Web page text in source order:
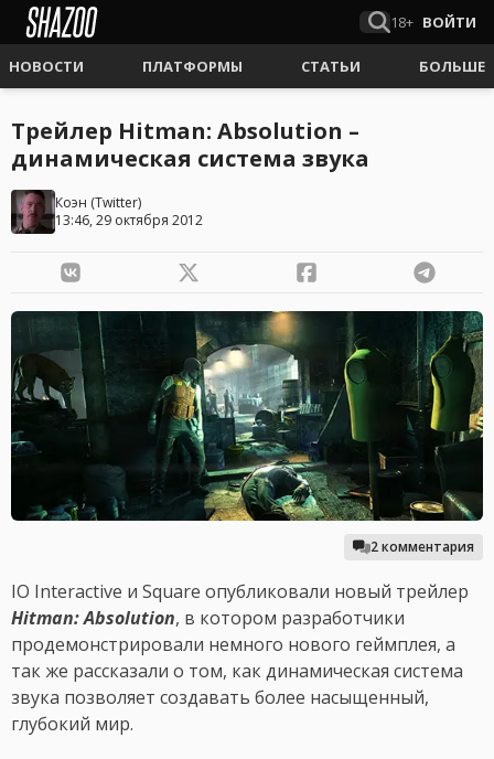
18+ ВОЙТИ
НОВОСТИ ПЛАТФОРМЫ СТАТЬИ БОЛЬШЕ
Трейлер Hitman: Absolution –
динамическая система звука
Коэн (Twitter)
13:46, 29 октября 2012
2 комментария
IO Interactive и Square опубликовали новый трейлер
Hitman: Absolution, в котором разработчики
продемонстрировали немного нового геймплея, а
так же рассказали о том, как динамическая система
звука позволяет создавать более насыщенный,
глубокий мир.